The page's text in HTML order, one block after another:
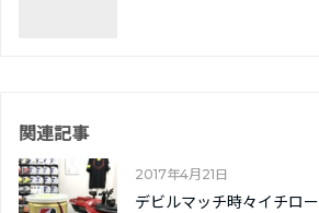
関連記事
2017年4月21日
デビルマッチ時々イチロー